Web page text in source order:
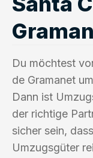
Du möchtest
de Gramanet
Dann ist
der richtige
sicher sein,
Umzugsgüter